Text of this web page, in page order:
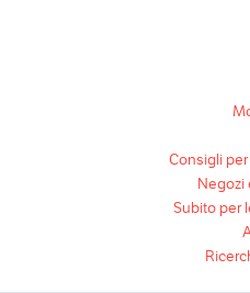
Consigli
Negozi
Subito per